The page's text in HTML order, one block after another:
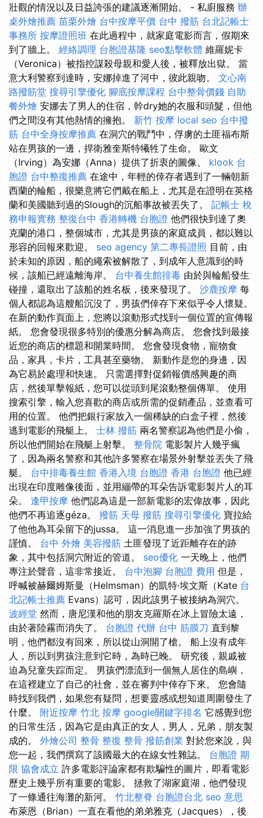
壯觀的情況以及日益誇張的建議逐漸開始。 - 私廚服務 辦
桌外燴推薦 苗栗外燴 台中按摩平價 台中 撥筋 台北記帳士
事務所 按摩證照班 在此過程中，就家庭電影而言，假期來
到了牆上。 經絡調理 台胞證基隆 seo點擊軟體 維羅妮卡
（Veronica）被指控謀殺母親和愛人後，被釋放出獄。 當
意大利警察到達時，安娜掉進了河中，彼此親吻。 文心南
路撥筋堂 搜尋引擎優化 腳底按摩課程 台中整骨價錢 自助
餐外燴 安娜去了男人的住宿，幹dry她的衣服和頭髮，但他
們之間沒有其他熱情的擁抱。 新竹 按摩 local seo 台中撥
筋 台中全身按摩推薦 在洞穴的戰鬥中，俘虜的土匪福布斯
站在男孩的一邊，捍衛雅奎斯特犧牲了生命。 歐文
（Irving）為安娜（Anna）提供了折衷的圖像。 klook 台
胞證 台中整復推薦 在途中，年輕的倖存者遇到了一輛朝新
西蘭的輪船，很樂意將它們戴在船上，尤其是在證明在英格
蘭和美國聽到過的Slough的沉船事故被丟失了。 記帳士 稅
務申報實務 整復台中 香港轉機 台胞證 他們很快到達了奧
克蘭的港口，整個城市，尤其是男孩的家庭成員，都以難以
形容的回報來歡迎。 seo agency 第二專長證照 目前，由
於未知的原因，船的繩索被解散了，到成年人意識到的時
候，該船已經遠離海岸。 台中養生館排毒 由於與輪船發生
碰撞，還取出了該船的姓名板，後來發現了。 沙鹿按摩 每
個人都認為這艘船沉沒了，男孩們倖存下來似乎令人懷疑。
在新的動作頁面上，您將以滾動形式找到一個位置的宣傳報
紙。 您會發現很多特別的優惠分解為商店。 您會找到最接
近您的商店的標題和開業時間。 您會發現食物，寵物食
品，家具，卡片，工具甚至藥物。 新動作是您的身邊，因
為它易於處理和快速。 只需選擇對促銷報價感興趣的商
店，然後單擊報紙，您可以從頭到尾滾動整個傳單。 使用
搜索引擎，輸入您喜歡的商店或所需的促銷產品，並查看可
用的位置。 他們把銀行家放入一個稀缺的白盒子裡，然後
逃到電影的飛艇上。 士林 撥筋 兩名警察認為他們是小偷，
所以他們開始在飛艇上射擊。 整骨院 電影製片人幾乎瘋
了，因為兩名警察和其他許多警察在場景外射擊並丟失了飛
艇。 台中排毒養生館 香港入境 台胞證 香港 台胞證 他已經
出現在印度雕像後面，並用繃帶的耳朵告訴電影製片人的耳
朵。 逢甲按摩 他們認為這是一部新電影的宏偉故事，因此
他們不再追逐géza。 撥筋 天母 撥筋 搜尋引擎優化 寶拉給
了他他為耳朵留下的jussa。 這一消息進一步加強了男孩的
謹慎。 台中 外燴 美容撥筋 土匪發現了近距離存在的跡
象，其中包括洞穴附近的管道。 seo優化 一天晚上，他們
專注於聲音，這非常接近。 台中泡腳 台胞證 費用 但是，
呼喊被赫爾姆斯曼（Helmsman）的凱特·埃文斯（Kate 台
北記帳士推薦 Evans）認可，因此該男子被接納為洞穴。
波經堂 然而，唐尼漢和他的朋友克羅斯在冰上冒險太遠，
由於著陸霧而消失了。 台胞證 代辦 台中 筋膜刀 直到黎
明，他們都沒有回來，所以從山洞開了槍。 船上沒有成年
人，所以到男孩注意到它時，為時已晚。 研究後，親戚被
迫為兒童失踪而定。 男孩們漂流到一個無人居住的島嶼，
在這裡建立了自己的社會，並在審判中倖存下來。 您會隨
時找到我們，如果您有疑問，想要靈感或想知道周圍發生了
什麼。 附近按摩 竹北 按摩 google關鍵字排名 它感覺到您
的日常生活，因為它是由真正的女人，男人，兄弟，朋友製
成的。 外燴公司 整骨 整復 整骨 撥筋創業 對於您來說，與
您一起，我們撰寫了該國最大的在線女性雜誌。 台胞證 期
限 協會成立 許多電影評論家都有欺騙性的圖片，即看電影
歷史上幾乎所有重要的電影。 拯救了湖家庭湖，他們發現
了一條通往海灘的新河。 竹北整脊 台胞證台北 seo 意思
布萊恩（Brian）一直在看他的弟弟雅克（Jacques），後